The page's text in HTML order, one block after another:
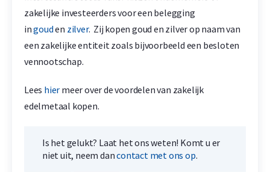
zakelijke investeerders voor een belegging
ingouden zilver. Zij kopen goud en zilver op naam van
een zakelijke entiteit zoals bijvoorbeeld een besloten
vennootschap.
Lees hier meer over de voordelen van zakelijk
edelmetaal kopen.
Is het gelukt? Laat het ons weten! Komt u er
niet uit, neem dancontact met ons op.